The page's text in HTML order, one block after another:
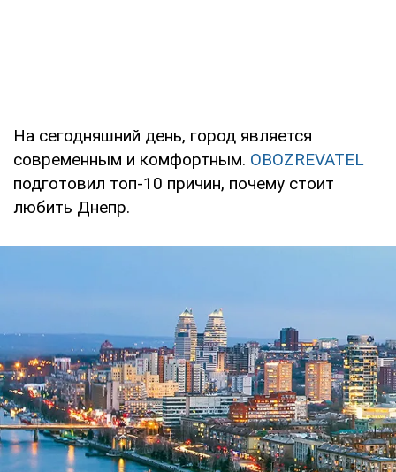
На сегодняшний день, город является
современным и комфортным. OBOZREVATEL
подготовил топ-10 причин, почему стоит
любить Днепр.